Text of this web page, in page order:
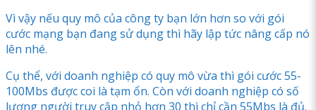
Vì vậy nếu quy mô của công ty bạn lớn hơn so với gói
cước mạng bạn đang sử dụng thì hãy lập tức nâng cấp nó
lên nhé.
Cụ thể, với doanh nghiệp có quy mô vừa thì gói cước 55-
100Mbs được coi là tạm ổn. Còn với doanh nghiệp có số
lượng người truy cập nhỏ hơn 30 thì chỉ cần 55Mbs là đủ.